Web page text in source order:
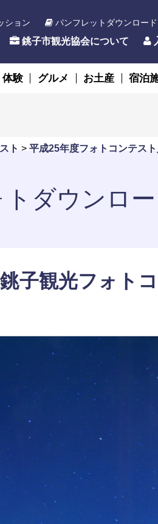
ション パンフレットダウンロード
銚子市観光協会について
体験 グルメ お土産 宿泊
ト > 平成25年度フォトコンテス
トダウンロ
子観光フォト